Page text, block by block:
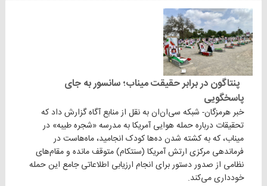
پنتاگون در برابر حقیقت میناب؛ سانسور به جای
پاسخگویی
خبر هرمزگان- شبکه سی‌ان‌ان به نقل از منابع آگاه گزارش داد که
تحقیقات درباره حمله هوایی آمریکا به مدرسه «شجره طیبه» در
میناب، که به کشته شدن ده‌ها کودک انجامید، ماه‌هاست در
فرماندهی مرکزی ارتش آمریکا (سنتکام) متوقف مانده و مقام‌های
نظامی از صدور دستور برای انجام ارزیابی اطلاعاتی جامع این حمله
خودداری می‌کند.